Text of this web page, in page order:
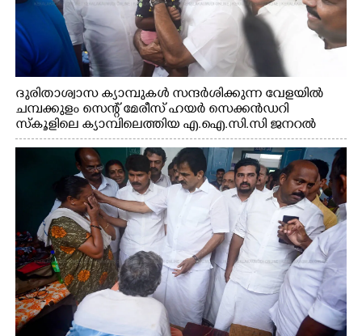
ദുരിതാശ്വാസ ക്യാമ്പുകൾ സന്ദർശിക്കുന്ന വേളയിൽ
ചമ്പക്കുളം സെന്റ് മേരീസ് ഹയർ സെക്കൻഡറി
സ്കൂളിലെ ക്യാമ്പിലെത്തിയ എ.ഐ.സി.സി ജനറൽ
സെക്രട്ടറി കെ.സി വേണുഗോപാൽ എം.പി കുരുന്നിനെ
എടുത്ത് ലാളിച്ചപ്പോൾ. സഹകരണ-എക്സൈസ്
വകുപ്പ് മന്ത്രി എം. ലിജു, കൃഷിവകുപ്പ് മന്ത്രി ടി. സിദ്ദിഖ്,
റെജി ചെറിയാൻ എം. എൽ. എ എന്നിവർ സമീപം